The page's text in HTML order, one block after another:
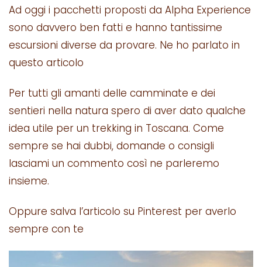
Ad oggi i pacchetti proposti da Alpha Experience
sono davvero ben fatti e hanno tantissime
escursioni diverse da provare. Ne ho parlato in
questo articolo
Per tutti gli amanti delle camminate e dei
sentieri nella natura spero di aver dato qualche
idea utile per un trekking in Toscana. Come
sempre se hai dubbi, domande o consigli
lasciami un commento così ne parleremo
insieme.
Oppure salva l’articolo su Pinterest per averlo
sempre con te